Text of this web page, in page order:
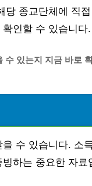
종교단체에 직
인할 수 있습니다.
수 있는지 지금 바로
수 있습니다. 소
하는 중요한 자료